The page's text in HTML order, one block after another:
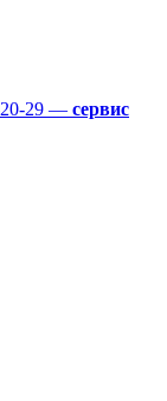
20-29 — сервис